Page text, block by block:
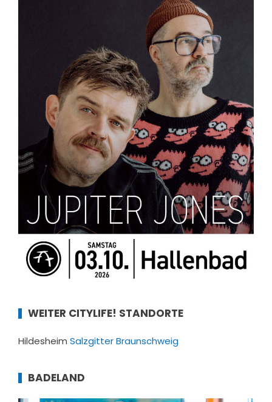
WEITER CITYLIFE! STANDORTE
Hildesheim SalzgitterBraunschweig
BADELAND